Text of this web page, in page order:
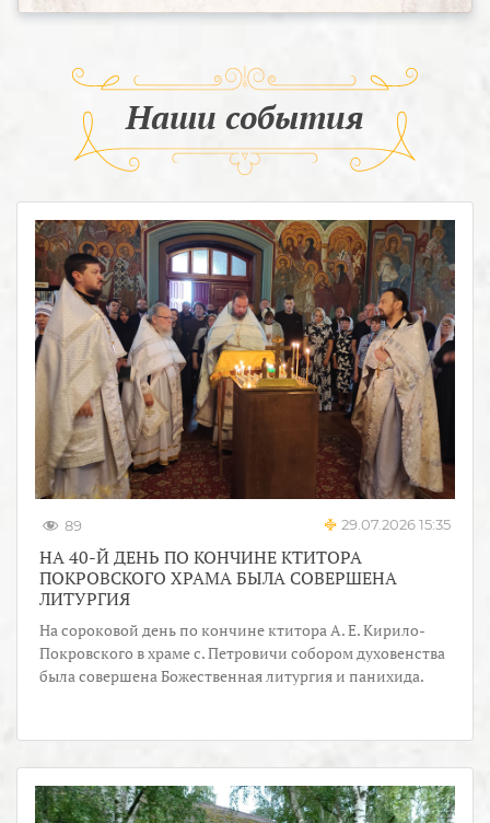
Наши события
89 29.07.2026 15:35
НА 40-Й ДЕНЬ ПО КОНЧИНЕ КТИТОРА
ПОКРОВСКОГО ХРАМА БЫЛА СОВЕРШЕНА
ЛИТУРГИЯ
На сороковой день по кончине ктитора А. Е. Кирило-
Покровского в храме с. Петровичи собором духовенства
была совершена Божественная литургия и панихида.